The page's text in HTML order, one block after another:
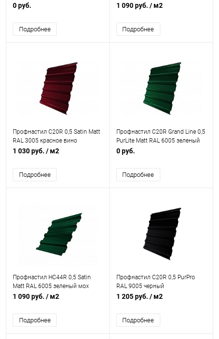
зеленый мох
0 руб.
Подробнее
1 090 руб. / м2
Подробнее
Профнастил С20R 0,5 Satin Matt
RAL 3005 красное вино
1 030 руб. / м2
Подробнее
Профнастил С20R Grand Line 0,5
PurLite Matt RAL 6005 зеленый
мох
0 руб.
Подробнее
Профнастил НС44R 0,5 Satin
Matt RAL 6005 зеленый мох
1 090 руб. / м2
Подробнее
Профнастил С20R 0,5 PurPro
RAL 9005 черный
1 205 руб. / м2
Подробнее